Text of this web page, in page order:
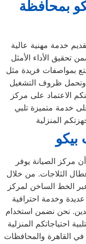
بمحافظة
خدمة مهنية عالية
تحقيق الأداء الأمثل
بمواصفات فريدة مثل
وتحمل ظروف التشغيل
الاعتماد على مركز
خدمة متميزة تلبي
مركز الصيانة يوفر
الثلاجات. من خلال
الخط الساخن لمركز
وخدمة احترافية
نحن نضمن استخدام
احتياجاتكم المنزلية
القاهرة والمحافظات